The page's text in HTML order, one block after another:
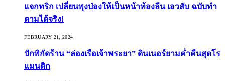
แจกทริก เปลี่ยนพุงป่องให้เป็นหน้าท้องลีน เอวสับ ฉบับทำ
ตามได้จริง!
FEBRUARY 21, 2024
ปักพิกัดร้าน “ล่องเรือเจ้าพระยา” ดินเนอร์ยามค่ำคืนสุดโร
แมนติก